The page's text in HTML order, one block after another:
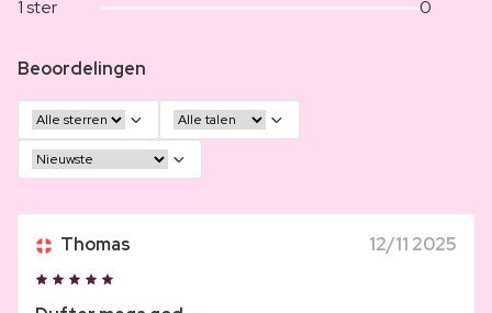
1 ster
0
Beoordelingen
Thomas 12/11 2025